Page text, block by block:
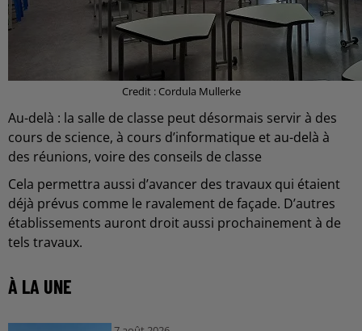
Credit : Cordula Mullerke
Au-delà : la salle de classe peut désormais servir à des
cours de science, à cours d’informatique et au-delà à
des réunions, voire des conseils de classe
Cela permettra aussi d’avancer des travaux qui étaient
déjà prévus comme le ravalement de façade. D’autres
établissements auront droit aussi prochainement à de
tels travaux.
À LA UNE